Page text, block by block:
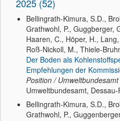
2025 (52)
Bellingrath-Kimura, S.D.,
Grathwohl, P., Guggberger,
Haaren, C., Höper, H., Lang,
Roß-Nickoll, M., Thiele-
Der Boden als
Empfehlungen der
Position / Umweltbundesamt
Umweltbundesamt,
Bellingrath-Kimura, S.D.,
Grathwohl, P.,